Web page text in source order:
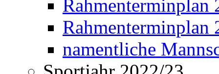
Rahmenterminplan
Rahmenterminplan
namentliche